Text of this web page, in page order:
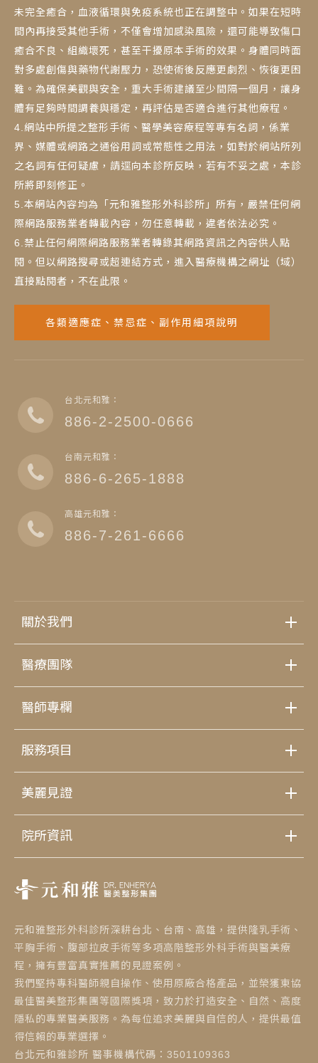
未完全癒合，血液循環與免疫系統也正在調整中。如果在短時
間內再接受其他手術，不僅會增加感染風險，還可能導致傷口
癒合不良、組織壞死，甚至干擾原本手術的效果。身體同時面
對多處創傷與藥物代謝壓力，恐使術後反應更劇烈、恢復更困
難。為確保美觀與安全，重大手術建議至少間隔一個月，讓身
體有足夠時間調養與穩定，再評估是否適合進行其他療程。
4.網站中所提之整形手術、醫學美容療程等專有名詞，係業
界、媒體或網路之通俗用詞或常態性之用法，如對於網站所列
之名詞有任何疑慮，請逕向本診所反映，若有不妥之處，本診
所將即刻修正。
5.本網站內容均為「元和雅整形外科診所」所有，嚴禁任何網
際網路服務業者轉載內容，勿任意轉載，違者依法必究。
6.禁止任何網際網路服務業者轉錄其網路資訊之內容供人點
閱。但以網路搜尋或超連結方式，進入醫療機構之網址（域）
直接點閱者，不在此限。
各類適應症、禁忌症、副作用細項說明
台北元和雅：
886-2-2500-0666
台南元和雅：
886-6-265-1888
高雄元和雅：
886-7-261-6666
關於我們
醫療團隊
醫師專欄
服務項目
美麗見證
院所資訊
元和雅整形外科診所深耕台北、台南、高雄，提供隆乳手術、
平胸手術、腹部拉皮手術等多項高階整形外科手術與醫美療
程，擁有豐富真實推薦的見證案例。
我們堅持專科醫師親自操作、使用原廠合格產品，並榮獲東協
最佳醫美整形集團等國際獎項，致力於打造安全、自然、高度
隱私的專業醫美服務。為每位追求美麗與自信的人，提供最值
得信賴的專業選擇。
台北元和雅診所 醫事機構代碼：3501109363
立即諮詢